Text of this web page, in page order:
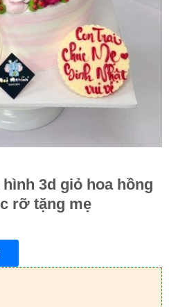
3d giỏ hoa hồng
rỡ tặng mẹ